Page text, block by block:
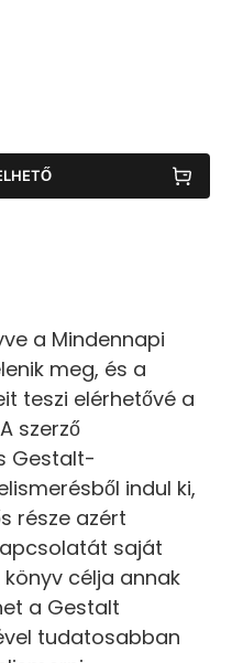
a Mindennapi
meg, és a
teszi elérhetővé a
szerző
Gestalt-
indul ki,
része azért
saját
könyv célja annak
a Gestalt
tudatosabban